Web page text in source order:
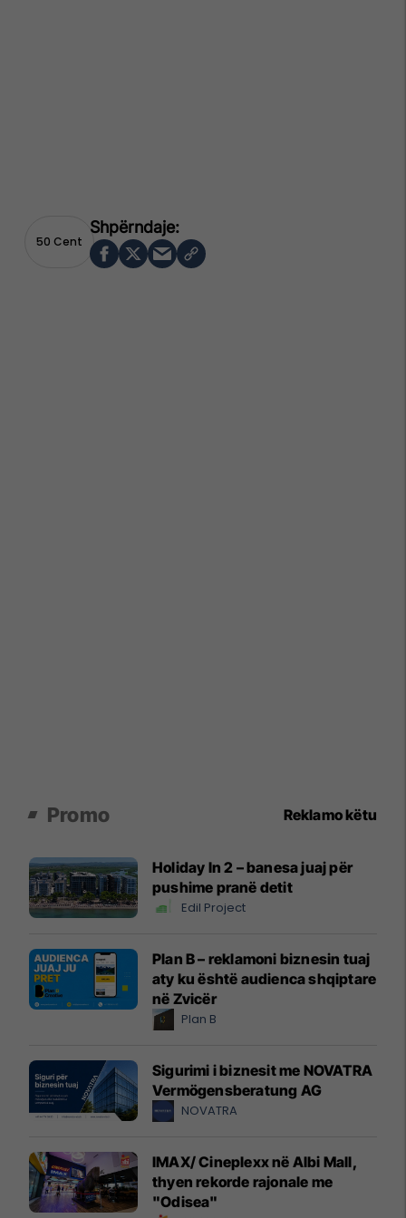
50 Cent
Promo Reklamo këtu
Holiday In 2 – banesa juaj për
pushime pranë detit
Edil Project
Plan B – reklamoni biznesin tuaj
aty ku është audienca shqiptare
në Zvicër
Plan B
Sigurimi i biznesit me NOVATRA
Vermögensberatung AG
NOVATRA
IMAX/ Cineplexx në Albi Mall,
thyen rekorde rajonale me
"Odisea"